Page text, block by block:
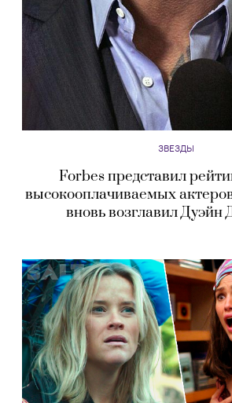
ЗВЕЗДЫ
Forbes представил
высокооплачиваемых
вновь возглавил Дуэйн